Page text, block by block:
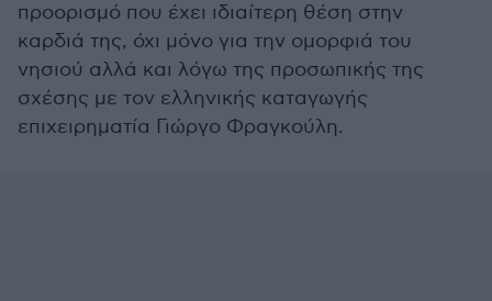
προορισμό που έχει ιδιαίτερη θέση στην
καρδιά της, όχι μόνο για την ομορφιά του
νησιού αλλά και λόγω της προσωπικής της
σχέσης με τον ελληνικής καταγωγής
επιχειρηματία Γιώργο Φραγκούλη.